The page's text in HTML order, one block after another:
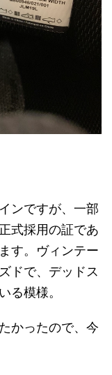
ンですが、一部
式採用の証であ
す。ヴィンテー
ドで、デッドス
る模様。
かったので、今